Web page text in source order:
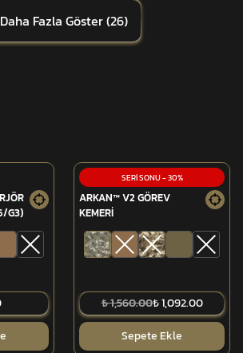
Daha Fazla Göster(26)
G3)
SERİ SONU-30%
ARKAN™ V2 GÖREV
KEMERİ
₺ 1,560.00₺ 1,092.00
Sepete Ekle